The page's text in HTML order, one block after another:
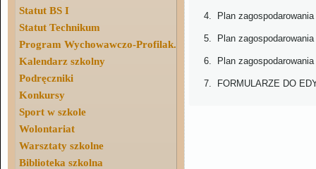
Statut BS I
Statut Technikum
Program Wychowawczo-Profilak.
Kalendarz szkolny
Podręczniki
Konkursy
Sport w szkole
Wolontariat
Warsztaty szkolne
Biblioteka szkolna
4. Plan
5. Plan
6. Plan
7. FORMULARZE DO